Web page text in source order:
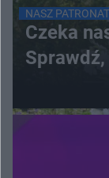
NASZ PATRONAT
Czeka